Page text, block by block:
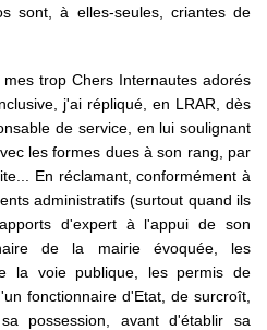
sont, à elles-seules, criantes de
trop Chers Internautes adorés
j'ai répliqué, en LRAR, dès
de service, en lui soulignant
les formes dues à son rang, par
En réclamant, conformément à
administratifs (surtout quand ils
d'expert à l'appui de son
de la mairie évoquée, les
la voie publique, les permis de
fonctionnaire d'Etat, de surcroît,
possession, avant d'établir sa